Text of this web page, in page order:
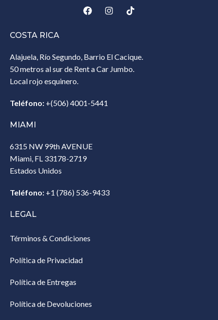
COSTA RICA
Alajuela, Río Segundo, Barrio El Cacique.
50 metros al sur de Rent a Car Jumbo.
Local rojo esquinero.
Teléfono: +(506) 4001-5441
MIAMI
6315 NW 99th AVENUE
Miami, FL 33178-2719
Estados Unidos‎
Teléfono: +1 (786) 536-9433‎
LEGAL
Términos & Condiciones
Política de Privacidad
Política de Entregas
Política de Devoluciones